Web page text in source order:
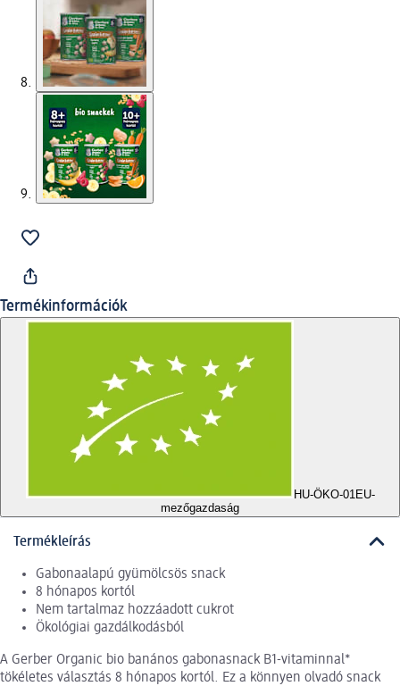
Termékinformációk
HU-ÖKO-01EU-
mezőgazdaság
Termékleírás
Gabonaalapú gyümölcsös snack
8 hónapos kortól
Nem tartalmaz hozzáadott cukrot
Ökológiai gazdálkodásból
A Gerber Organic bio banános gabonasnack B1-vitaminnal*
tökéletes választás 8 hónapos kortól. Ez a könnyen olvadó snack